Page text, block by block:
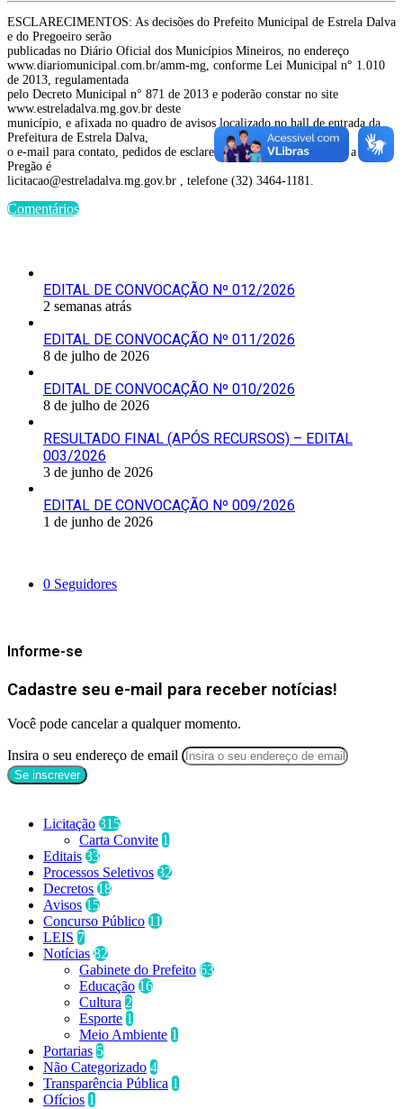
ESCLARECIMENTOS: As decisões do Prefeito Municipal de Estrela Dalva
e do Pregoeiro serão
publicadas no Diário Oficial dos Municípios Mineiros, no endereço
www.diariomunicipal.com.br/amm-mg, conforme Lei Municipal n° 1.010
de 2013, regulamentada
pelo Decreto Municipal n° 871 de 2013 e poderão constar no site
www.estreladalva.mg.gov.br deste
município, e afixada no quadro de avisos localizado no hall de entrada da
Prefeitura de Estrela Dalva,
o e-mail para contato, pedidos de esclarecimento e outros referente a este
Pregão é
licitacao@estreladalva.mg.gov.br , telefone (32) 3464-1181.
Comentários
EDITAL DE CONVOCAÇÃO Nº 012/2026
2 semanas atrás
EDITAL DE CONVOCAÇÃO Nº 011/2026
8 de julho de 2026
EDITAL DE CONVOCAÇÃO Nº 010/2026
8 de julho de 2026
RESULTADO FINAL (APÓS RECURSOS) – EDITAL
003/2026
3 de junho de 2026
EDITAL DE CONVOCAÇÃO Nº 009/2026
1 de junho de 2026
0 Seguidores
Informe-se
Cadastre seu e-mail para receber notícias!
Você pode cancelar a qualquer momento.
Insira o seu endereço de email
Licitação 315
Carta Convite 1
Editais 33
Processos Seletivos 32
Decretos 18
Avisos 15
Concurso Público 11
LEIS 7
Notícias 82
Gabinete do Prefeito 63
Educação 16
Cultura 2
Esporte 1
Meio Ambiente 1
Portarias 5
Não Categorizado 4
Transparência Pública 1
Ofícios 1